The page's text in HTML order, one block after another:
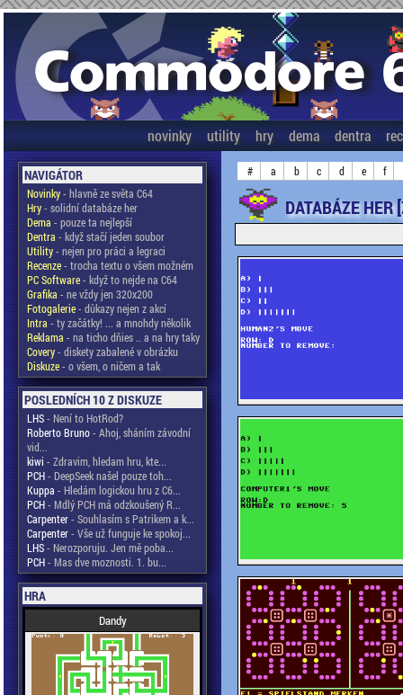
novinky utility hry dema dentra
NAVIGÁTOR
Novinky- hlavně ze světa C64
Hry- solidní databáze her
Dema - pouze ta nejlepší
Dentra - když stačí jeden soubor
Utility- nejen pro práci a legraci
Recenze- trocha textu o všem možném
PC Software- když to nejde na C64
Grafika - ne vždy jen 320x200
Fotogalerie- důkazy nejen z akcí
Intra - ty začátky! ... a mnohdy několik
Reklama - na ticho dňies .. a na hry taky
Covery- diskety zabalené v obrázku
Diskuze- o všem, o ničem a tak
POSLEDNÍCH 10 Z DISKUZE
LHS- Není to HotRod?
Roberto Bruno- Ahoj, sháním závodní
vid...
kiwi - Zdravim, hledam hru, kte...
PCH- DeepSeek našel pouze toh...
Kuppa - Hledám logickou hru z C6...
PCH- Mdlý PCH má odzkoušený R...
Carpenter- Souhlasím s Patrikem a k...
Carpenter- Vše už funguje ke spokoj...
LHS- Nerozporuju. Jen mě poba...
PCH- Mas dve moznosti. 1. bu...
HRA
Dandy
# a b c d e f
DATABÁZE